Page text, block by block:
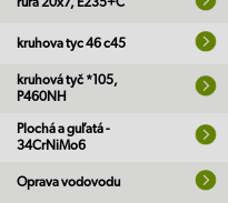
kruhova tyc 46 c45
kruhová tyč *105,
P460NH
Plochá a guľatá -
34CrNiMo6
Oprava vodovodu